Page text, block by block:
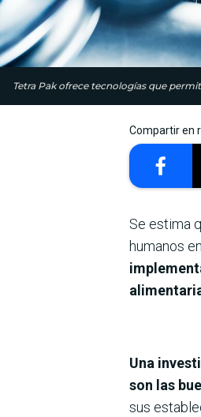
Tetra Pak ofrece tecnologías que
Compartir en
Se estima
humanos
Una
son las
sus